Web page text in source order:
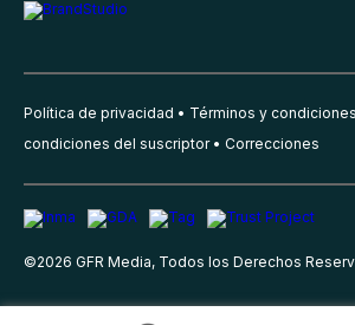
Política de privacidad Términos y condiciones
condiciones del suscriptor
Correcciones
©2026 GFR Media, Todos los Derechos